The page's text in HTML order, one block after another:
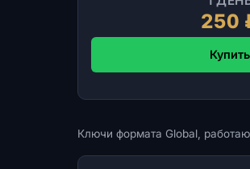
250
Купить
Ключи формата Global,